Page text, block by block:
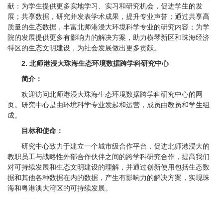
献：为学生提供更多实地学习、实习和研究机会，促进学生的发
展；共享数据，研究并发表学术成果，提升专业声誉；通过共享高
质量的生态数据，丰富北师港浸大环境科学专业的研究内容；为学
院的发展提供更多有影响力的解决方案，助力横琴新区和珠海经济
特区的生态文明建设，为社会发展做出更多贡献。
2. 北师港浸大珠海生态环境数据跨学科研究中心
简介：
欢迎访问北师港浸大珠海生态环境数据跨学科研究中心的网
页。研究中心是由环境科学专业发起和运营，成员由教员和学生组
成。
目标和使命：
研究中心致力于建立一个城市级合作平台，促进北师港浸大的
教职员工与战略性外部合作伙伴之间的跨学科研究合作，提高我们
对可持续发展和生态文明建设的理解，并通过创新使用包括生态数
据和其他各种数据在内的数据，产生有影响力的解决方案，实现珠
海和粤港澳大湾区的可持续发展。